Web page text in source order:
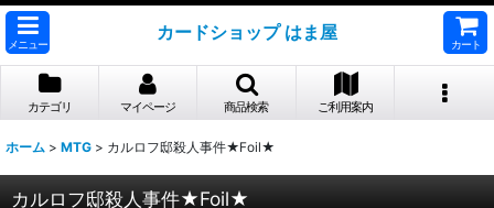
メニュー
カードショップ はま屋
カート
カテゴリ マイページ 商品検索 ご利用案内
ホーム > MTG > カルロフ邸殺人事件★Foil★
カルロフ邸殺人事件★Foil★